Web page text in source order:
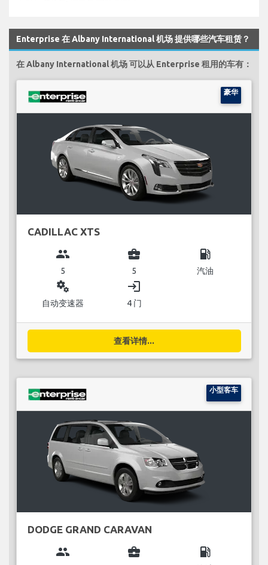
Enterprise 在 Albany International 机场 提供哪些汽车租赁？
在 Albany International 机场 可以从 Enterprise 租用的车有：
豪华
CADILLAC XTS
group
5
business_center
5
local_gas_station
汽油
miscellaneous_services
自动变速器
login
4 门
查看详情...
小型客车
DODGE GRAND CARAVAN
group business_center local_gas_station